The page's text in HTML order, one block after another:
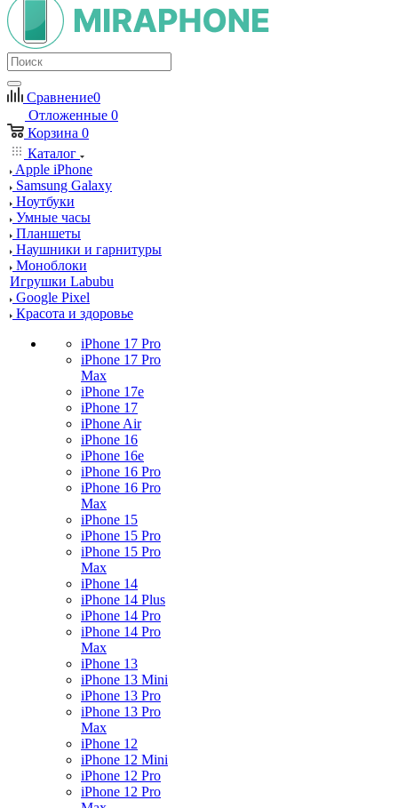
Сравнение0
Отложенные 0
Корзина 0
Каталог
Apple iPhone
Samsung Galaxy
Ноутбуки
Умные часы
Планшеты
Наушники и гарнитуры
Моноблоки
Игрушки Labubu
Google Pixel
Красота и здоровье
iPhone 17 Pro
iPhone 17 Pro
Max
iPhone 17e
iPhone 17
iPhone Air
iPhone 16
iPhone 16e
iPhone 16 Pro
iPhone 16 Pro
Max
iPhone 15
iPhone 15 Pro
iPhone 15 Pro
Max
iPhone 14
iPhone 14 Plus
iPhone 14 Pro
iPhone 14 Pro
Max
iPhone 13
iPhone 13 Mini
iPhone 13 Pro
iPhone 13 Pro
Max
iPhone 12
iPhone 12 Mini
iPhone 12 Pro
iPhone 12 Pro